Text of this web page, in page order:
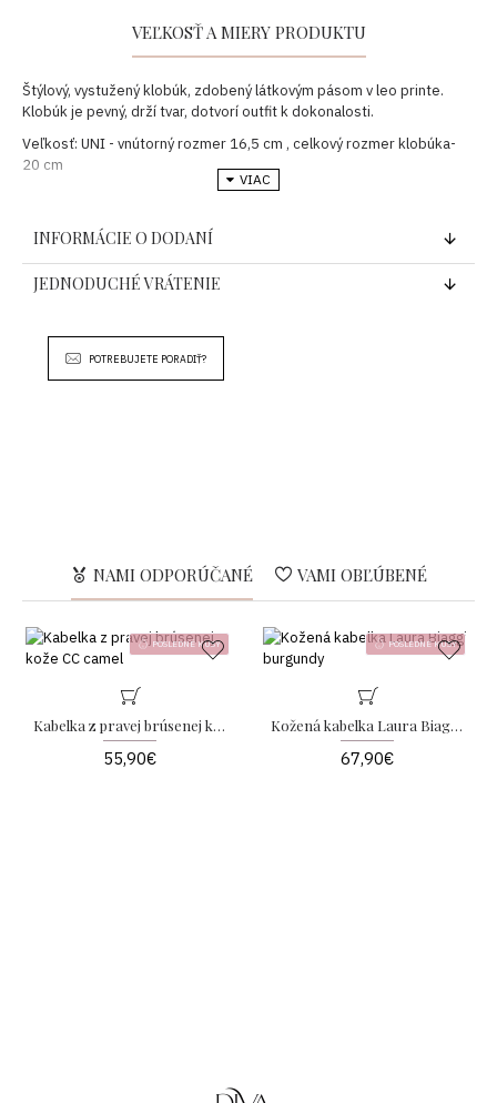
VEĽKOSŤ A MIERY PRODUKTU
Štýlový, vystužený klobúk, zdobený látkovým pásom v leo printe.
Klobúk je pevný, drží tvar, dotvorí outfit k dokonalosti.
Veľkosť: UNI - vnútorný rozmer 16,5 cm , celkový rozmer klobúka-
20 cm
Krajina pôvodu: EU
INFORMÁCIE O DODANÍ
JEDNODUCHÉ VRÁTENIE
POTREBUJETE PORADIŤ?
NAMI ODPORÚČANÉ VAMI OBĽÚBENÉ
POSLEDNÉ KUSY
Kabelka z pravej brúsenej kože CC camel
55,90€
POSLEDNÉ KUSY
Kožená kabelka Laura Biaggi burgundy
67,90€